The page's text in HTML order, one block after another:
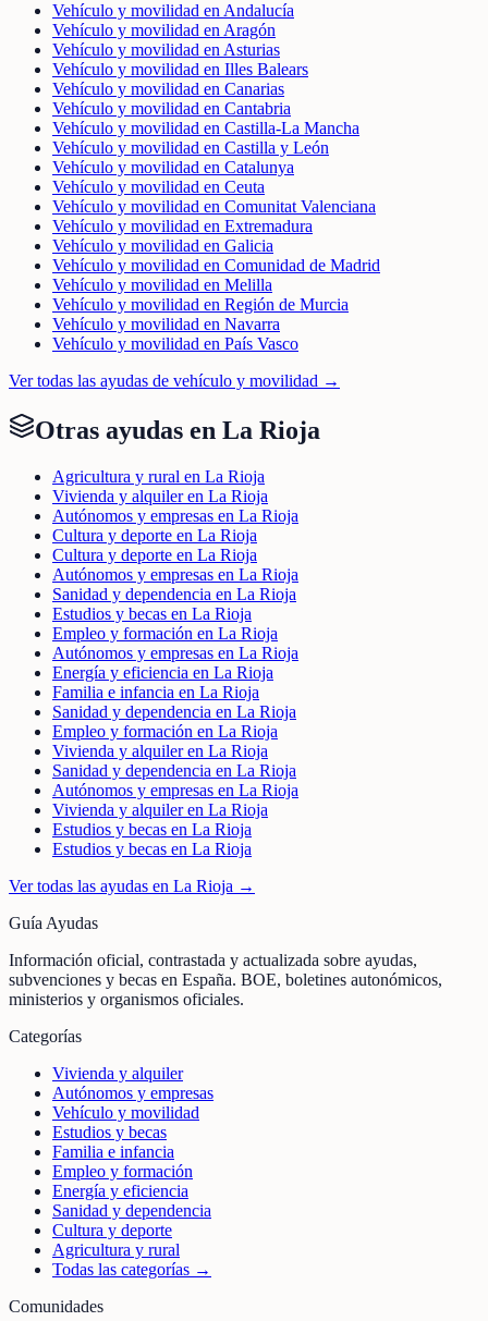
Vehículo y movilidad en Andalucía
Vehículo y movilidad en Aragón
Vehículo y movilidad en Asturias
Vehículo y movilidad en Illes Balears
Vehículo y movilidad en Canarias
Vehículo y movilidad en Cantabria
Vehículo y movilidad en Castilla-La Mancha
Vehículo y movilidad en Castilla y León
Vehículo y movilidad en Catalunya
Vehículo y movilidad en Ceuta
Vehículo y movilidad en Comunitat Valenciana
Vehículo y movilidad en Extremadura
Vehículo y movilidad en Galicia
Vehículo y movilidad en Comunidad de Madrid
Vehículo y movilidad en Melilla
Vehículo y movilidad en Región de Murcia
Vehículo y movilidad en Navarra
Vehículo y movilidad en País Vasco
Ver todas las ayudas de vehículo y movilidad →
Otras ayudas en La Rioja
Agricultura y rural en La Rioja
Vivienda y alquiler en La Rioja
Autónomos y empresas en La Rioja
Cultura y deporte en La Rioja
Cultura y deporte en La Rioja
Autónomos y empresas en La Rioja
Sanidad y dependencia en La Rioja
Estudios y becas en La Rioja
Empleo y formación en La Rioja
Autónomos y empresas en La Rioja
Energía y eficiencia en La Rioja
Familia e infancia en La Rioja
Sanidad y dependencia en La Rioja
Empleo y formación en La Rioja
Vivienda y alquiler en La Rioja
Sanidad y dependencia en La Rioja
Autónomos y empresas en La Rioja
Vivienda y alquiler en La Rioja
Estudios y becas en La Rioja
Estudios y becas en La Rioja
Ver todas las ayudas en La Rioja →
Guía Ayudas
Información oficial, contrastada y actualizada sobre ayudas,
subvenciones y becas en España. BOE, boletines autonómicos,
ministerios y organismos oficiales.
Categorías
Vivienda y alquiler
Autónomos y empresas
Vehículo y movilidad
Estudios y becas
Familia e infancia
Empleo y formación
Energía y eficiencia
Sanidad y dependencia
Cultura y deporte
Agricultura y rural
Todas las categorías →
Comunidades